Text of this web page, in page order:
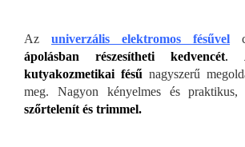
Az univerzális elektromos fésűvel
ápolásban részesítheti kedvencét.
kutyakozmetikai fésű nagyszerű
meg. Nagyon kényelmes és praktikus,
szőrtelenít és trimmel.